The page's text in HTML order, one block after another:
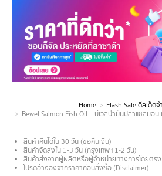
Home
Flash Sale ดีลเด็ดจ
Bewel Salmon Fish Oil – บีเวลน้ำมันปลาแซลมอ
สินค้าคืนได้ใน 30 วัน (ขอคืนเงิน)
สินค้าจัดส่งใน 1-3 วัน (กรุงเทพฯ 1-2 วัน)
สินค้าส่งจากผู้ผลิตหรือผู้จำหน่ายทางการโดยตรง
โปรดอ้างอิงจากราคาก่อนสั่งซื้อ (Disclaimer)